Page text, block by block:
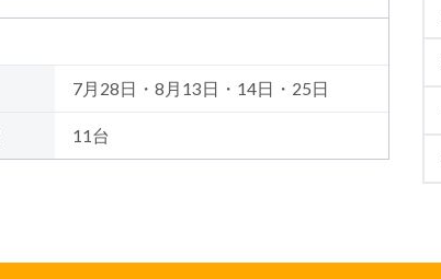
7月28日・8月13日・14日・25日
11台